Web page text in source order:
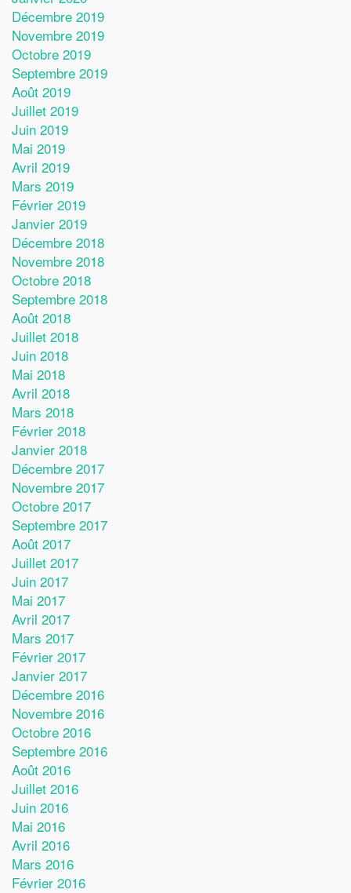
Décembre 2019
Novembre 2019
Octobre 2019
Septembre 2019
Août 2019
Juillet 2019
Juin 2019
Mai 2019
Avril 2019
Mars 2019
Février 2019
Janvier 2019
Décembre 2018
Novembre 2018
Octobre 2018
Septembre 2018
Août 2018
Juillet 2018
Juin 2018
Mai 2018
Avril 2018
Mars 2018
Février 2018
Janvier 2018
Décembre 2017
Novembre 2017
Octobre 2017
Septembre 2017
Août 2017
Juillet 2017
Juin 2017
Mai 2017
Avril 2017
Mars 2017
Février 2017
Janvier 2017
Décembre 2016
Novembre 2016
Octobre 2016
Septembre 2016
Août 2016
Juillet 2016
Juin 2016
Mai 2016
Avril 2016
Mars 2016
Février 2016